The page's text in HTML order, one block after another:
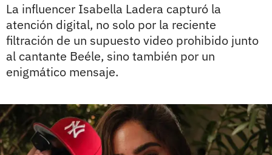
La influencer Isabella Ladera capturó la
atención digital, no solo por la reciente
filtración de un supuesto video prohibido junto
al cantante Beéle, sino también por un
enigmático mensaje.